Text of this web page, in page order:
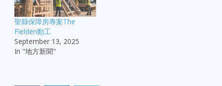
聖縣保障房專案The
Fielden動工
September 13, 2025
In "地方新聞"